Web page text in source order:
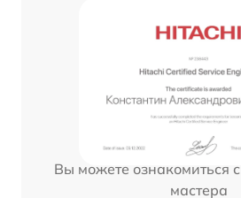
Вы можете ознакомиться
мастера